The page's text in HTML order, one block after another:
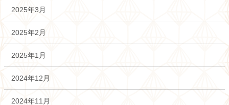
2025年3月
2025年2月
2025年1月
2024年12月
2024年11月